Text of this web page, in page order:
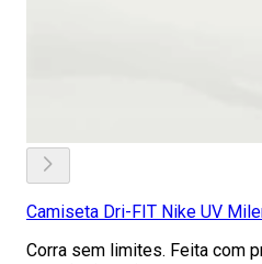
Camiseta Dri-FIT Nike UV
Corra sem limites. Feita com